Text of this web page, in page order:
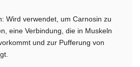
Wird verwendet, um Carnosin zu
eine Verbindung, die in Muskeln
und zur Pufferung von